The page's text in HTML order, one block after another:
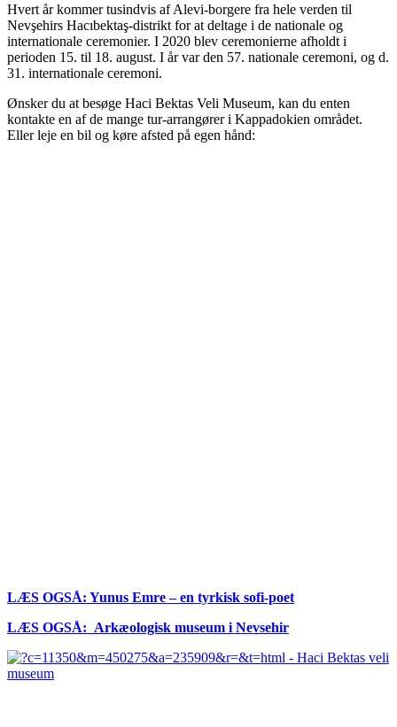
Hvert år kommer tusindvis af Alevi-borgere fra hele verden til
Nevşehirs Hacıbektaş-distrikt for at deltage i de nationale og
internationale ceremonier. I 2020 blev ceremonierne afholdt i
perioden 15. til 18. august. I år var den 57. nationale ceremoni, og d.
31. internationale ceremoni.
Ønsker du at besøge Haci Bektas Veli Museum, kan du enten
kontakte en af de mange tur-arrangører i Kappadokien området.
Eller leje en bil og køre afsted på egen hånd:
LÆS OGSÅ: Yunus Emre – en tyrkisk sofi-poet
LÆS OGSÅ: Arkæologisk museum i Nevsehir